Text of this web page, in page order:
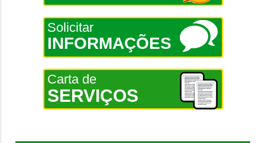
Solicitar
INFORMAÇÕES
Carta de
SERVIÇOS